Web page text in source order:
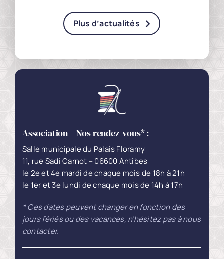
Plus d’actualités
Association – Nos rendez-vous* :
Salle municipale du Palais Floramy
11, rue Sadi Carnot – 06600 Antibes
le 2e et 4e mardi de chaque mois de 18h à 21h
le 1er et 3e lundi de chaque mois de 14h à 17h
* Ces dates peuvent changer en fonction des
jours fériés ou des vacances, n’hésitez pas à nous
contacter.